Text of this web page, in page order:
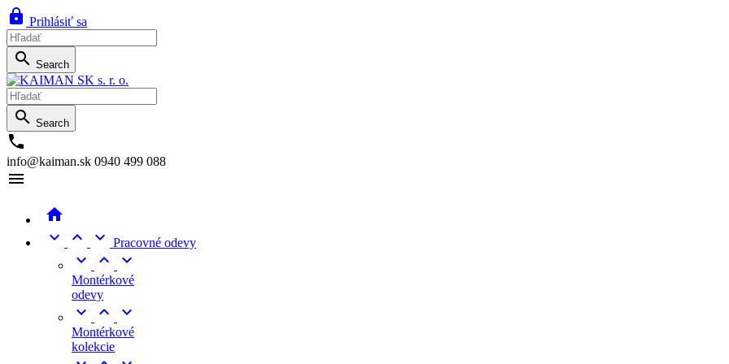
 Prihlásiť sa
 Search
 Search

info@kaiman.sk 0940 499 088



  Pracovné odevy
  
Montérkové
odevy
  
Montérkové
kolekcie